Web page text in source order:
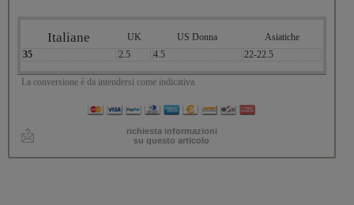
Italiane UK US Donna
Asiatiche
35
2.5 4.5 22-22.5
La conversione è da intendersi come indicativa.
richiesta informazioni
su questo articolo